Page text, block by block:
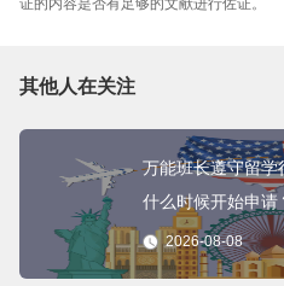
证的内容是否有足够的文献进行佐证。
其他人在关注
万能班长遵守留学
什么时候开始申请
2026-08-08